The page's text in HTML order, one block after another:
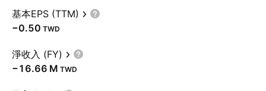
基本EPS (TTM)
−0.50 TWD
淨收入 (FY)
‪−16.66 M‬ TWD